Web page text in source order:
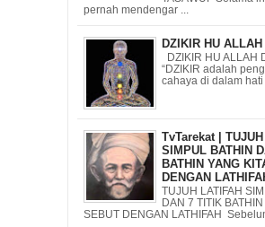
pernah mendengar ...
DZIKIR HU
DZIKIR HU ALLAH
“DZIKIR adalah
cahaya di dalam hati
TvTarekat | TUJUH
SIMPUL BATHIN
BATHIN YANG
DENGAN
TUJUH LATIFAH
DAN 7 TITIK
SEBUT DENGAN LATHIFAH